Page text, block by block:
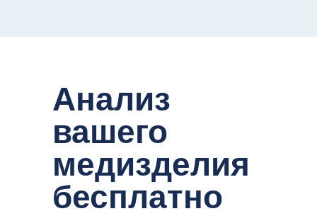
Анализ
вашего
медизделия
бесплатно